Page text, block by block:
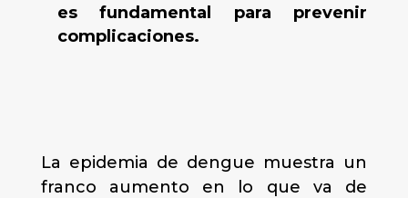
es fundamental para prevenir
complicaciones.
La epidemia de dengue muestra un
franco aumento en lo que va de